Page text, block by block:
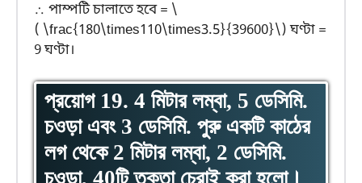
∴ পাম্পটি চালাতে হবে = \
( \frac{180\times110\times3.5}{39600}\) ঘণ্টা =
9 ঘণ্টা।
প্রয়োগ 19. 4 মিটার লম্বা, 5 ডেসিমি.
চওড়া এবং 3 ডেসিমি. পুরু একটি কাঠের
লগ থেকে 2 মিটার লম্বা, 2 ডেসিমি.
চওড়া, 40টি তক্তা চেরাই করা হলো।